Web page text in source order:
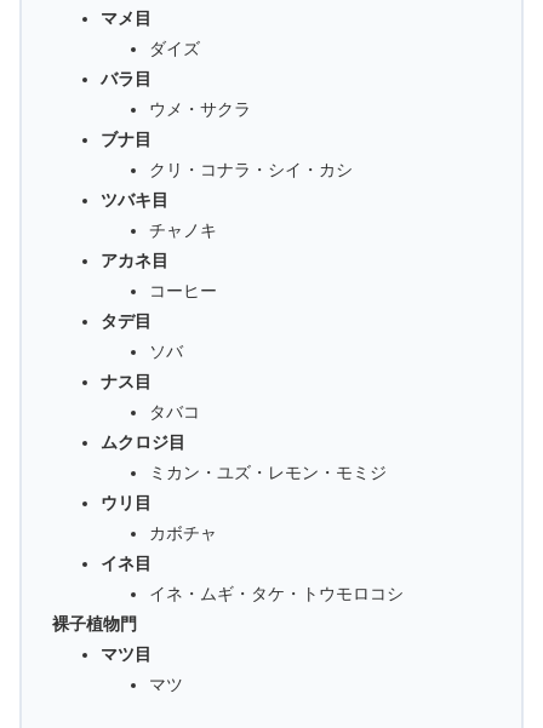
マメ目
ダイズ
バラ目
ウメ・サクラ
ブナ目
クリ・コナラ・シイ・カシ
ツバキ目
チャノキ
アカネ目
コーヒー
タデ目
ソバ
ナス目
タバコ
ムクロジ目
ミカン・ユズ・レモン・モミジ
ウリ目
カボチャ
イネ目
イネ・ムギ・タケ・トウモロコシ
裸子植物門
マツ目
マツ